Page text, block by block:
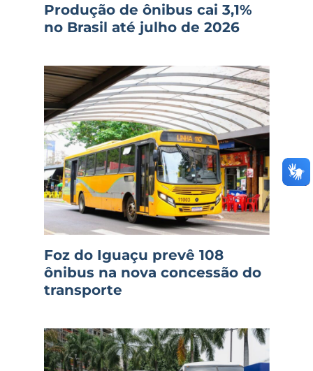
Produção de ônibus cai 3,1%
no Brasil até julho de 2026
Foz do Iguaçu prevê 108
ônibus na nova concessão do
transporte